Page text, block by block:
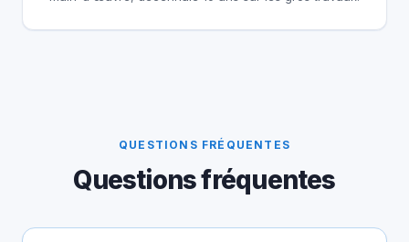
QUESTIONS FRÉQUENTES
Questions fréquentes